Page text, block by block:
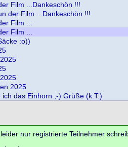
Film ...Dankeschön !!!
der Film ...Dankeschön !!!
Film ...
Film ...
:o))
2025
ich das Einhorn ;-) Grüße (k.T.)
nur registrierte Teilnehmer